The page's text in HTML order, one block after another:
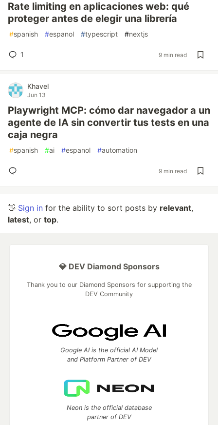
Rate limiting en aplicaciones web: qué
proteger antes de elegir una librería
#spanish #espanol #typescript #nextjs
1 9 min read
Khavel
Jun 13
Playwright MCP: cómo dar navegador a un
agente de IA sin convertir tus tests en una
caja negra
#spanish #ai #espanol #automation
9 min read
👋 Sign in for the ability to sort posts by relevant,
latest, or top.
💎 DEV Diamond Sponsors
Thank you to our Diamond Sponsors for supporting the
DEV Community
Google AI is the official AI Model
and Platform Partner of DEV
Neon is the official database
partner of DEV